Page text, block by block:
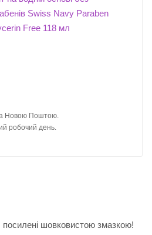
Новою Поштою.
робочий день.
посилені шовковистою змазкою!